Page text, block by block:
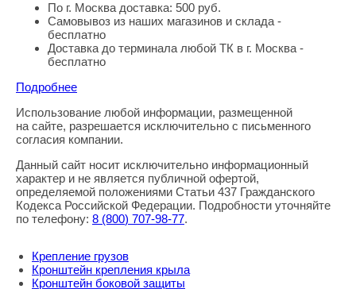
По г. Москва доставка: 500 руб.
Самовывоз из наших магазинов и склада -
бесплатно
Доставка до терминала любой ТК в г. Москва -
бесплатно
Подробнее
Правовая информация
Использование любой информации, размещенной
на сайте, разрешается исключительно с письменного
согласия компании.
Данный сайт носит исключительно информационный
характер и не является публичной офертой,
определяемой положениями Статьи 437 Гражданского
Кодекса Российской Федерации. Подробности уточняйте
по телефону: 8 (800) 707-98-77.
Крепление грузов
Кронштейн крепления крыла
Кронштейн боковой защиты